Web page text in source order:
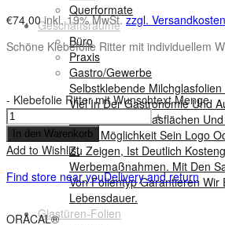
Querformate
Geschäftsräume
Büro
Praxis
Gastro/Gewerbe
Selbstklebende
Viel In Der Gastronomie Und
Gewerblichen Glasflächen
Diese Möglichkeit Sein Logo
Zu Zeigen, Ist Deutlich
Werbemaßnahmen. Mit Den
Von Folientyp Garantieren Wir
Lebensdauer.
Glastüren-Folien
€74,00 inkl. 19% MwSt.zzgl. Versandkosten
Schöne Klebefolie Ritter mit individuellem
- Klebefolie Ritter mit Wunschtext Menge
+
In den Warenkorb
Add to Wishlist
Find store near youDelivery and return
ORACAL®